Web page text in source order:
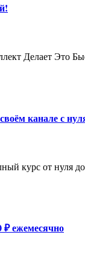
канале с
₽ ежемесячно